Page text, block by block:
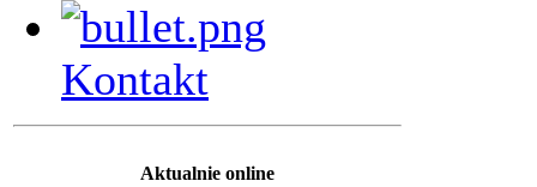
Kontakt
Aktualnie online